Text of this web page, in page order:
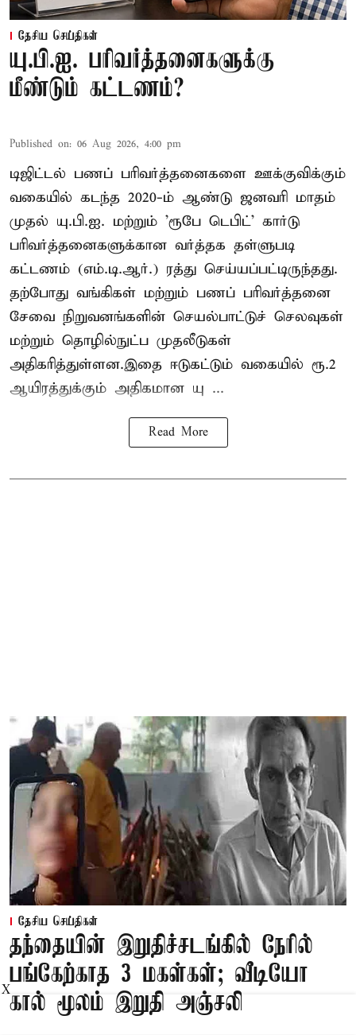
தேசிய செய்திகள்
யு.பி.ஐ. பரிவர்த்தனைகளுக்கு
மீண்டும் கட்டணம்?
Published on: 06 Aug 2026, 4:00 pm
டிஜிட்டல் பணப் பரிவர்த்தனைகளை ஊக்குவிக்கும்
வகையில் கடந்த 2020-ம் ஆண்டு ஜனவரி மாதம்
முதல் யு.பி.ஐ. மற்றும் 'ரூபே டெபிட்' கார்டு
பரிவர்த்தனைகளுக்கான வர்த்தக தள்ளுபடி
கட்டணம் (எம்.டி.ஆர்.) ரத்து செய்யப்பட்டிருந்தது.
தற்போது வங்கிகள் மற்றும் பணப் பரிவர்த்தனை
சேவை நிறுவனங்களின் செயல்பாட்டுச் செலவுகள்
மற்றும் தொழில்நுட்ப முதலீடுகள்
அதிகரித்துள்ளன.இதை ஈடுகட்டும் வகையில் ரூ.2
ஆயிரத்துக்கும் அதிகமான யு ...
Read More
தேசிய செய்திகள்
தந்தையின் இறுதிச்சடங்கில் நேரில்
பங்கேற்காத 3 மகள்கள்; வீடியோ
கால் மூலம் இறுதி அஞ்சலி
X